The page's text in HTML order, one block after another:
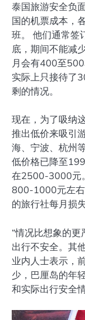
泰国旅游安全负
国的机票成本，
班。 他们通常签
底，期间不能减
月会有400至
实际上只接待了
剩的情况。
现在，为了吸纳
推出低价来吸引
海、宁波、杭州
低价格已降至
在2500-3000元
800-1000元左右
的旅行社每月损
“情况比想象的
出行不安全。其
业内人士表示，
少，巴厘岛的年
和实际出行安全